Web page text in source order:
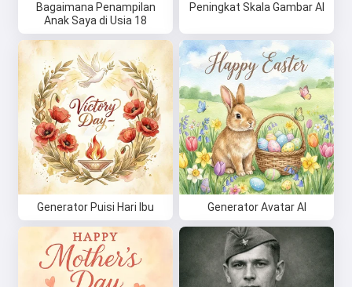
Bagaimana Penampilan
Anak Saya di Usia 18
Peningkat Skala Gambar AI
Generator Puisi Hari Ibu Generator Avatar AI